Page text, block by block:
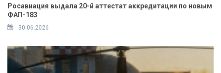
Росавиация выдала 20-й аттестат аккредитации по новым
ФАП-183
30.06.2026